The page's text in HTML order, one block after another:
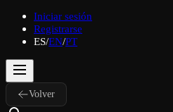
Iniciar sesión
Registrarse
ES/EN/PT
Volver